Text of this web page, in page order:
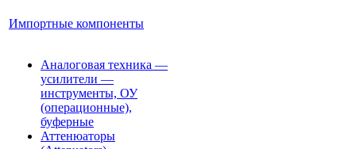
Импортные компоненты
Аналоговая техника —
усилители —
инструменты, ОУ
(операционные),
буферные
Аттенюаторы